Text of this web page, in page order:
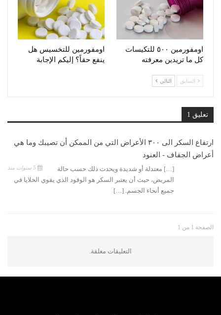
اومفورمين ٥٠٠ للتكيسات
كل ما تريدين معرفته
اومفورمين للتخسيس هل
ينفع حقاً؟ إليكم الإجابة
السابق التالي
تعليق 1
ارتفاع السكر الى ٣٠٠ الأعراض التي من الممكن أن تصيبك وما هي
أعراض الجفاف - العنود
[…] معتدلة أو شديدة ويحدث ذلك حسب حالة
المريض، حيث أن يعتبر السكر هو الوقود الذي يقوي الخلايا في
جميع أنحاء الجسم. […]
الصفحة 1 من 1
التعليقات مغلقة.